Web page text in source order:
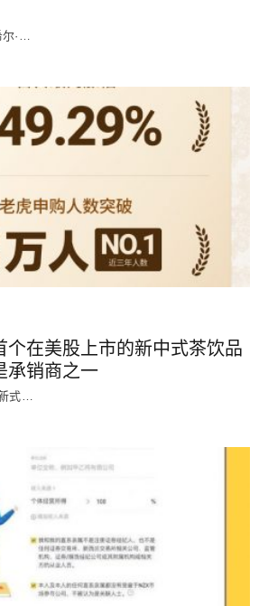
尔·…
个在美股上市的新中式茶饮品
承销商之一
式…